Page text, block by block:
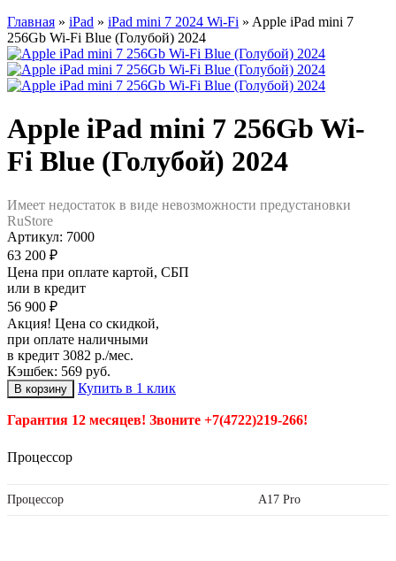
Главная » iPad » iPad mini 7 2024 Wi-Fi » Apple iPad mini 7
256Gb Wi-Fi Blue (Голубой) 2024
Apple iPad mini 7 256Gb Wi-
Fi Blue (Голубой) 2024
Имеет недостаток в виде невозможности предустановки
RuStore
Артикул: 7000
63 200 ₽
Цена при оплате картой, СБП
или в кредит
56 900 ₽
Акция! Цена со скидкой,
при оплате наличными
в кредит 3082 р./мес.
Кэшбек: 569 руб.
Купить в 1 клик
Гарантия 12 месяцев! Звоните +7(4722)219-266!
Процессор
Процессор A17 Pro